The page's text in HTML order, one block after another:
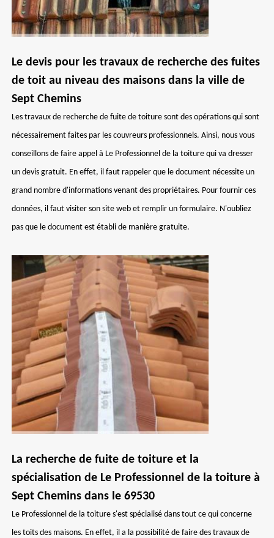
Le devis pour les travaux de recherche des fuites
de toit au niveau des maisons dans la ville de
Sept Chemins
Les travaux de recherche de fuite de toiture sont des opérations qui sont
nécessairement faites par les couvreurs professionnels. Ainsi, nous vous
conseillons de faire appel à Le Professionnel de la toiture qui va dresser
un devis gratuit. En effet, il faut rappeler que le document nécessite un
grand nombre d'informations venant des propriétaires. Pour fournir ces
données, il faut visiter son site web et remplir un formulaire. N'oubliez
pas que le document est établi de manière gratuite.
La recherche de fuite de toiture et la
spécialisation de Le Professionnel de la toiture à
Sept Chemins dans le 69530
Le Professionnel de la toiture s'est spécialisé dans tout ce qui concerne
les toits des maisons. En effet, il a la possibilité de faire des travaux de